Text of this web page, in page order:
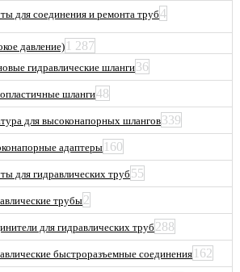
для соединения и ремонта труб4
давление) 1 287
гидравлические шланги36
шланги48
для высоконапорных шлангов339
адаптеры 160
для гидравлических труб 55
трубы2
для гидравлических труб 288
быстроразъемные соединения 162